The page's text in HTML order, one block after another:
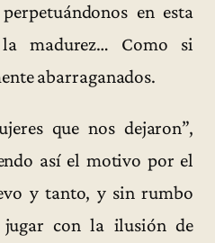
en esta
madurez… Como si
abarraganados.
que nos dejaron”,
así el motivo por el
y tanto, y sin rumbo
con la ilusión de